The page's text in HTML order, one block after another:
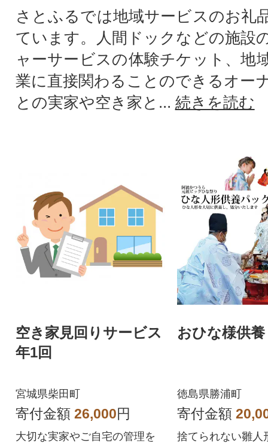
さとふるでは地域サービスのお礼
ています。人間ドックなどの施設
ャーサービスの体験チケット、地
業に直接関わることのできるオー
との実家や空き家と... 続きを読む
空き家見回りサービス
年1回
宮城県柴田町
寄付金額 26,000円
大切な実家やご自宅の管理を
おひな様供養
徳島県勝浦町
寄付金額
捨てられない雛人